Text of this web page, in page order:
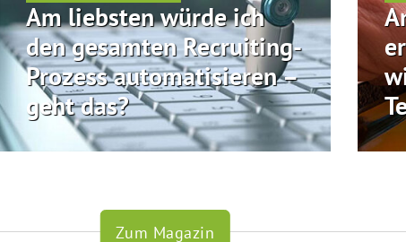
Am liebsten würde ich
den gesamten Recruiting-
Prozess automatisieren –
geht das?
Zum Magazin